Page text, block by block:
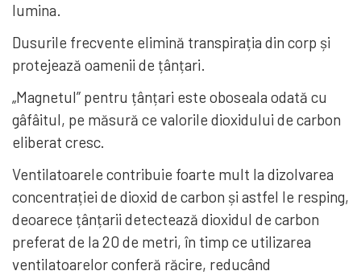
lumina.
Dusurile frecvente elimină transpirația din corp și
protejează oamenii de țânțari.
„Magnetul” pentru țânțari este oboseala odată cu
gâfâitul, pe măsură ce valorile dioxidului de carbon
eliberat cresc.
Ventilatoarele contribuie foarte mult la dizolvarea
concentrației de dioxid de carbon și astfel le resping,
deoarece țânțarii detectează dioxidul de carbon
preferat de la 20 de metri, în timp ce utilizarea
ventilatoarelor conferă răcire, reducând